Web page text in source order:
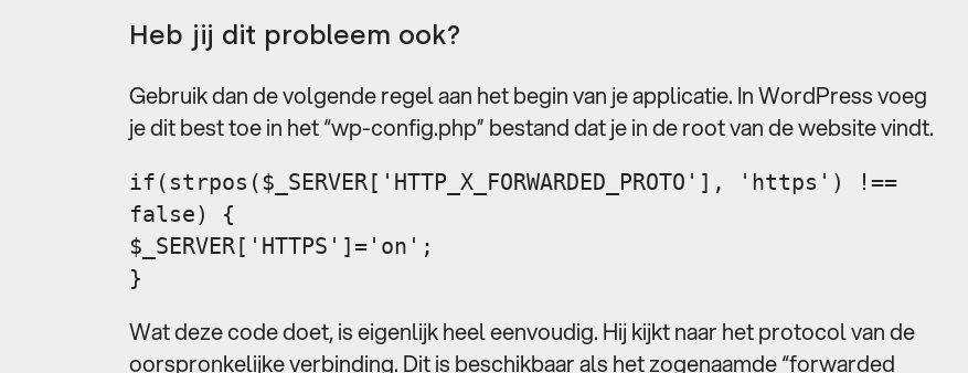
Heb jij dit probleem ook?
Gebruik dan de volgende regel aan het begin van je applicatie. In WordPress voeg
je dit best toe in het “wp-config.php” bestand dat je in de root van de website vindt.
if(strpos($_SERVER['HTTP_X_FORWARDED_PROTO'], 'https') !==
false) {
$_SERVER['HTTPS']='on';
}
Wat deze code doet, is eigenlijk heel eenvoudig. Hij kijkt naar het protocol van de
oorspronkelijke verbinding. Dit is beschikbaar als het zogenaamde “forwarded